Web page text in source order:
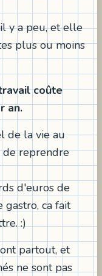
y a peu, et elle
plus ou moins
coûte
an.
de la vie au
de reprendre
d'euros de
gastro, ca fait
:)
partout, et
ne sont pas